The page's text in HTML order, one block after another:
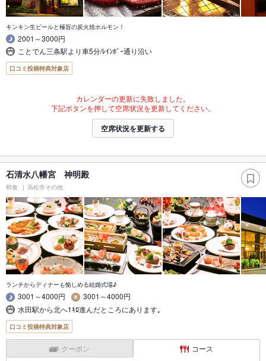
キンキン生ビールと極旨の炭火焼ホルモン！
2001～3000円
ことでん三条駅より車5分/ﾚｲﾝﾎﾞｰ通り沿い
口コミ投稿特典対象店
カレンダーの更新に失敗しました。
下記ボタンを押して空席状況を更新してください。
空席状況を更新する
石清水八幡宮 神明殿
和食 高松市その他
ランチからディナーも愉しめる結婚式場♪
3001～4000円
3001～4000円
水田駅から北へ1ｷﾛ進んだところにあります｡
口コミ投稿特典対象店
クーポン コース